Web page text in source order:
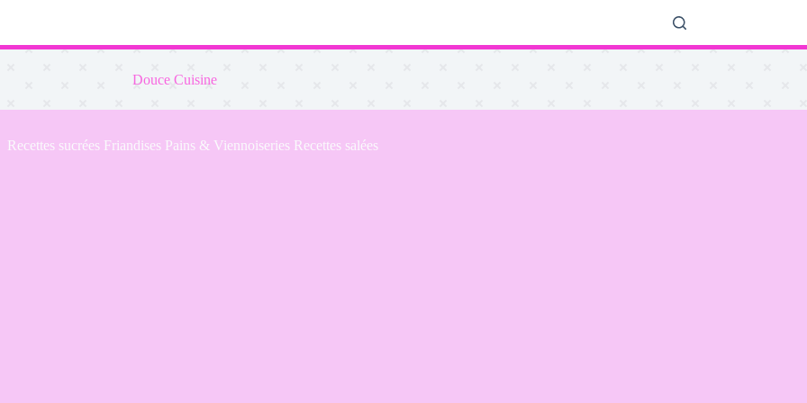
Douce Cuisine
Recettes sucrées Friandises Pains & Viennoiseries Recettes salées